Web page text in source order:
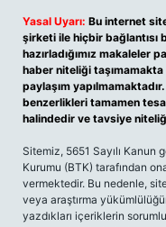
Yasal Uyarı: Bu internet
şirketi ile hiçbir bağlantısı
hazırladığımız makaleler
haber niteliği
paylaşım
benzerlikleri tamamen
halindedir ve tavsiye
Sitemiz, 5651 Sayılı
Kurumu (BTK) tarafından
vermektedir. Bu nedenle,
veya araştırma
yazdıkları içeriklerin